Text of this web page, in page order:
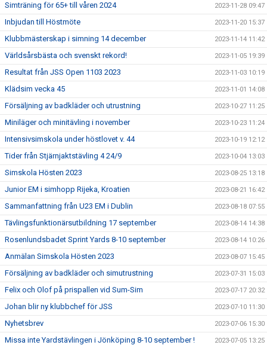
Simträning för 65+ till våren 2024 2023-11-28 09:47
Inbjudan till Höstmöte 2023-11-20 15:37
Klubbmästerskap i simning 14 december 2023-11-14 11:42
Världsårsbästa och svenskt rekord! 2023-11-05 19:39
Resultat från JSS Open 1103 2023 2023-11-03 10:19
Klädsim vecka 45 2023-11-01 14:08
Försäljning av badkläder och utrustning 2023-10-27 11:25
Miniläger och minitävling i november 2023-10-23 11:24
Intensivsimskola under höstlovet v. 44 2023-10-19 12:12
Tider från Stjärnjaktstävling 4 24/9 2023-10-04 13:03
Simskola Hösten 2023 2023-08-25 13:18
Junior EM i simhopp Rijeka, Kroatien 2023-08-21 16:42
Sammanfattning från U23 EM i Dublin 2023-08-18 07:55
Tävlingsfunktionärsutbildning 17 september 2023-08-14 14:38
Rosenlundsbadet Sprint Yards 8-10 september 2023-08-14 10:26
Anmälan Simskola Hösten 2023 2023-08-07 15:45
Försäljning av badkläder och simutrustning 2023-07-31 15:03
Felix och Olof på prispallen vid Sum-Sim 2023-07-17 20:32
Johan blir ny klubbchef för JSS 2023-07-10 11:30
Nyhetsbrev 2023-07-06 15:30
Missa inte Yardstävlingen i Jönköping 8-10 september ! 2023-07-05 13:25